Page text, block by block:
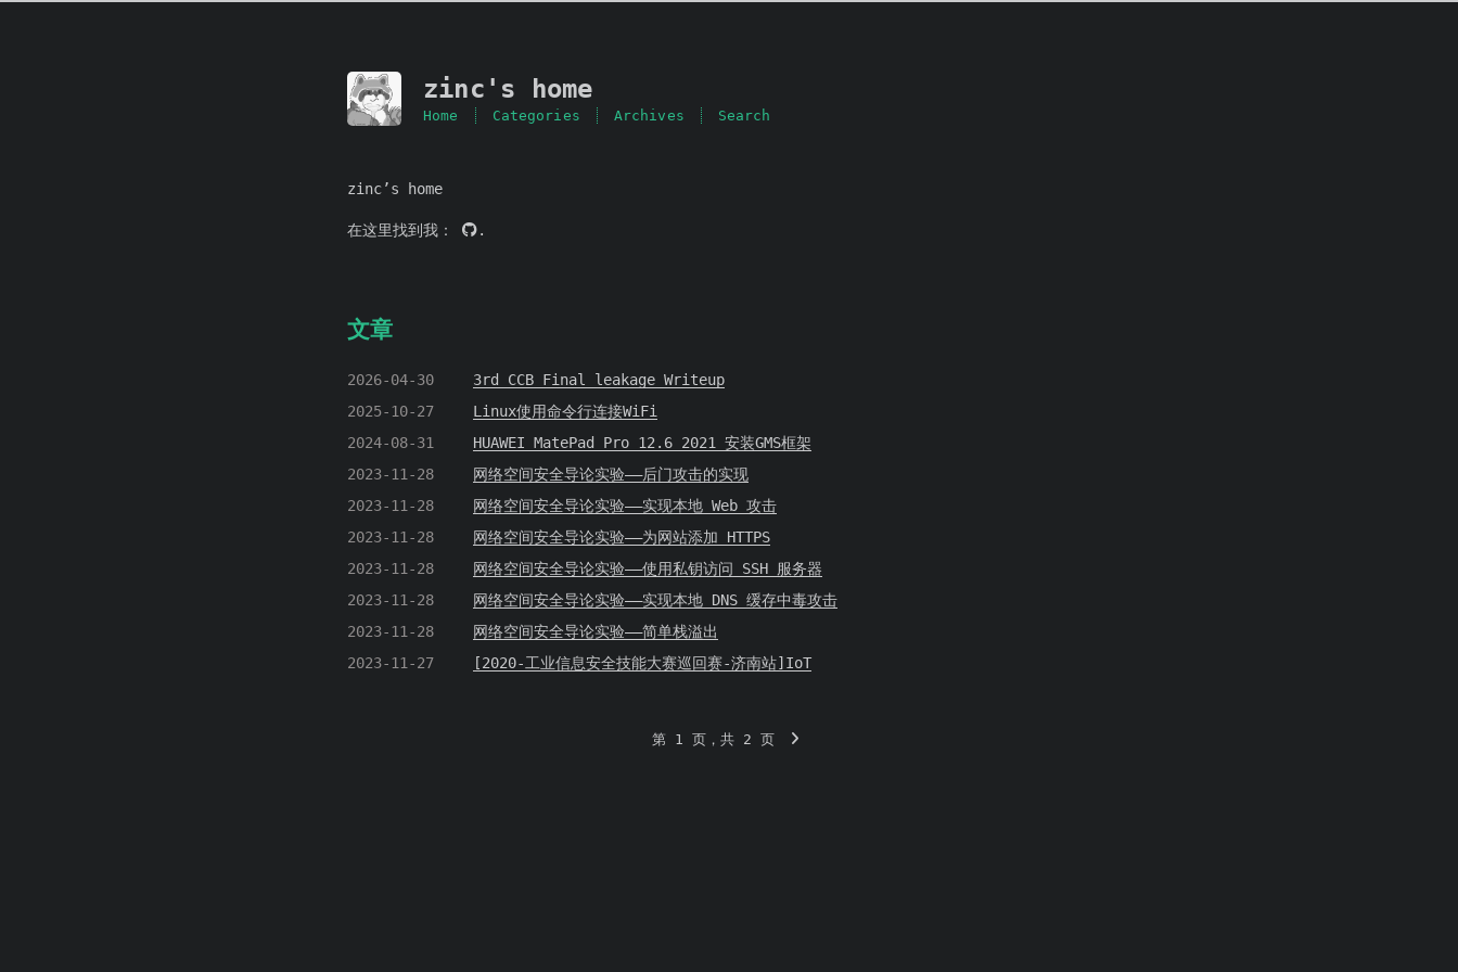
zinc's home
Home Categories Archives Search
zinc’s home
在这里找到我： .
文章
2026-04-30
3rd CCB Final leakage Writeup
2025-10-27
Linux使用命令行连接WiFi
2024-08-31
HUAWEI MatePad Pro 12.6 2021 安装GMS框架
2023-11-28
网络空间安全导论实验——后门攻击的实现
2023-11-28
网络空间安全导论实验——实现本地 Web 攻击
2023-11-28
网络空间安全导论实验——为网站添加 HTTPS
2023-11-28
网络空间安全导论实验——使用私钥访问 SSH 服务器
2023-11-28
网络空间安全导论实验——实现本地 DNS 缓存中毒攻击
2023-11-28
网络空间安全导论实验——简单栈溢出
2023-11-27
[2020-工业信息安全技能大赛巡回赛-济南站]IoT
第 1 页，共 2 页